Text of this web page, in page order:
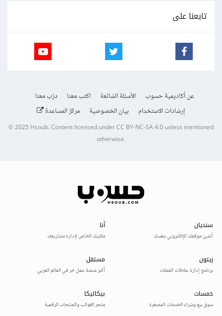
تابعنا على
عن أكاديمية حسوب الأسئلة الشائعة اكتب معنا
درّب معنا
إرشادات الاستخدام
بيان الخصوصية مركز المساعدة
© 2025Hsoub.Content licensed underCC BY-NC-SA 4.0unless mentioned
otherwise.